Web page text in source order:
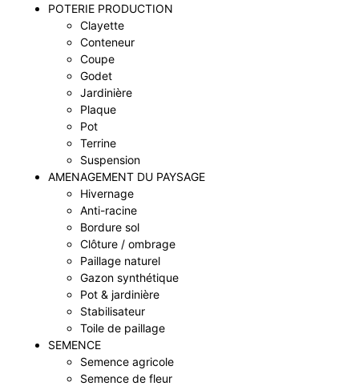
POTERIE PRODUCTION
Clayette
Conteneur
Coupe
Godet
Jardinière
Plaque
Pot
Terrine
Suspension
AMENAGEMENT DU PAYSAGE
Hivernage
Anti-racine
Bordure sol
Clôture / ombrage
Paillage naturel
Gazon synthétique
Pot & jardinière
Stabilisateur
Toile de paillage
SEMENCE
Semence agricole
Semence de fleur